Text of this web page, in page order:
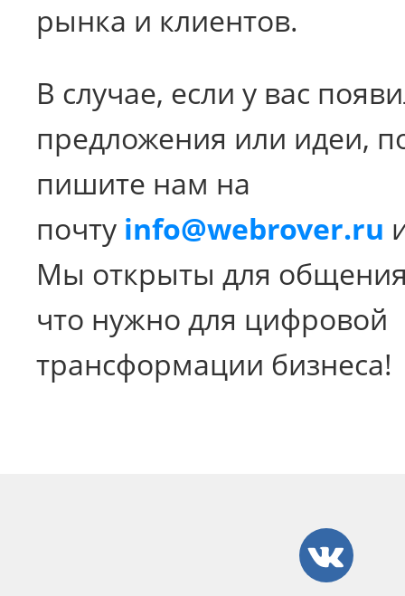
рынка и клиентов.
В случае, если у вас
предложения или идеи,
пишите нам на
почту info@webrover.ru
Мы открыты для
что нужно для цифровой
трансформации бизнеса!